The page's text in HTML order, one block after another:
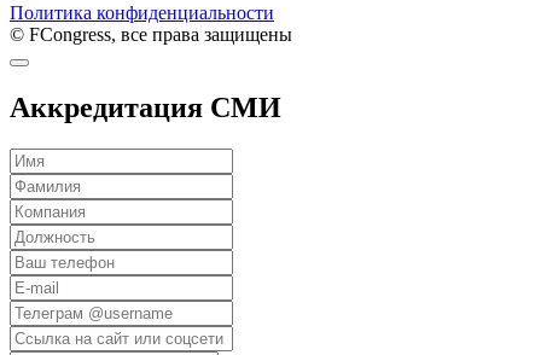
Политика конфиденциальности
© FCongress, все права защищены
Аккредитация СМИ